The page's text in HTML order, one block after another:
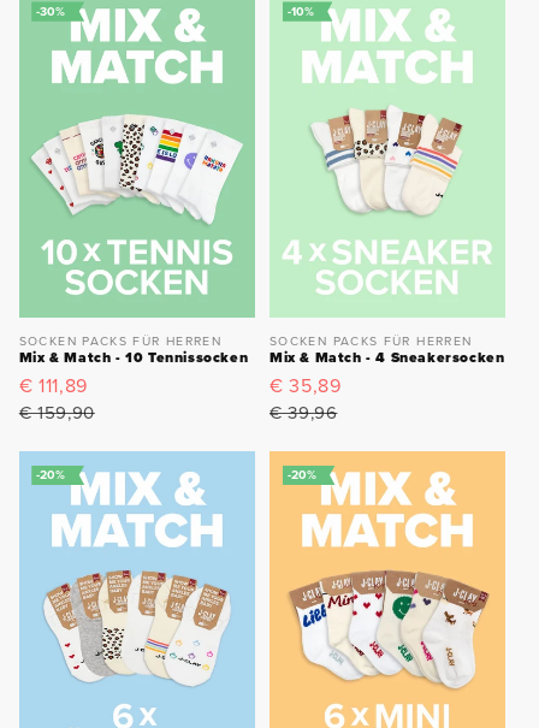
-30%
SOCKEN PACKS FÜR HERREN
Mix & Match - 10 Tennissocken
Verkaufspreis
€ 111,89
€ 159,90
-10%
SOCKEN PACKS FÜR HERREN
Mix & Match - 4 Sneakersocken
Verkaufspreis
€ 35,89
€ 39,96
-20% -20%